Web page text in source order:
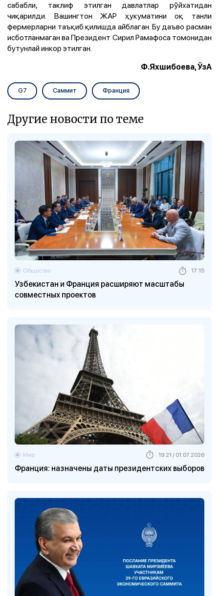
сабабли, таклиф этилган давлатлар рўйхатидан
чиқарилди. Вашингтон ЖАР ҳукуматини оқ танли
фермерларни таъқиб қилишда айблаган. Бу даъво расман
исботланмаган ва Президент Сирил Рамафоса томонидан
бутунлай инкор этилган.
Ф.Яхшибоева, ЎзА
G7 Саммит Франция
Другие новости по теме
Узбекистан и Франция расширяют масштабы
совместных проектов
Общество 17:15
Франция: назначены даты президентских выборов
Мир 19:21 / 01.07.2026